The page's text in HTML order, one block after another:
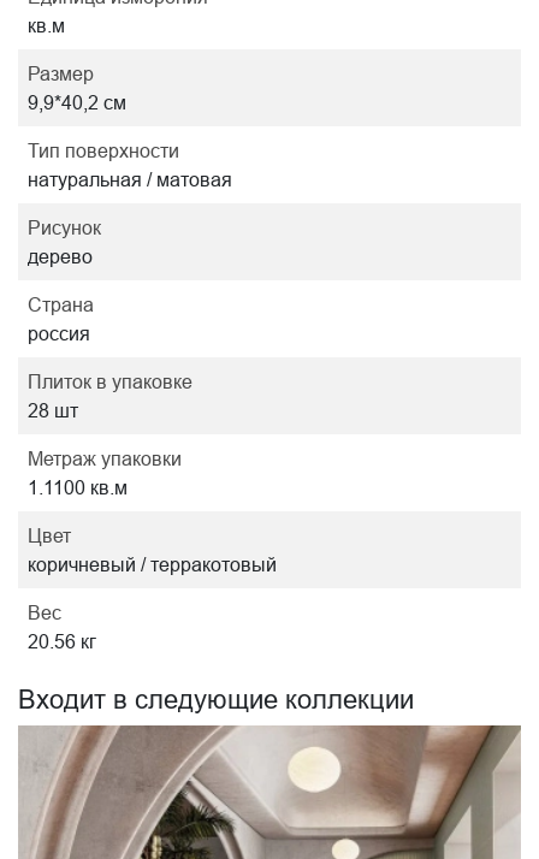
кв.м
Размер
9,9*40,2 см
Тип поверхности
натуральная / матовая
Рисунок
дерево
Страна
россия
Плиток в упаковке
28 шт
Метраж упаковки
1.1100 кв.м
Цвет
коричневый / терракотовый
Вес
20.56 кг
Входит в следующие коллекции